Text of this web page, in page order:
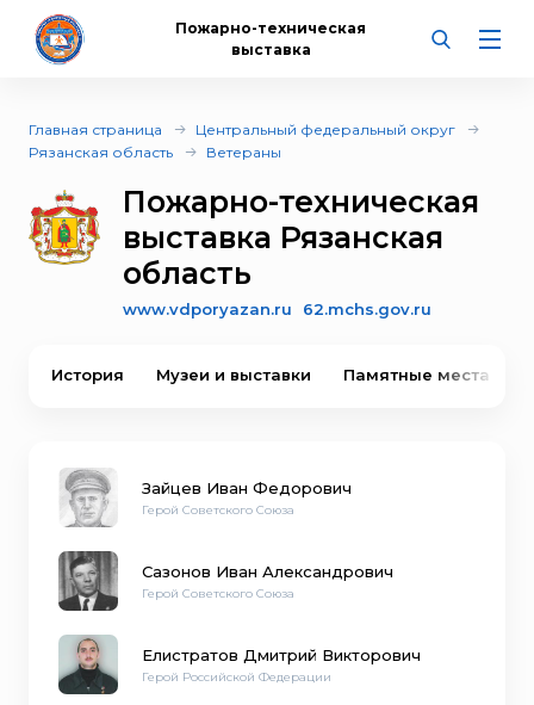
Пожарно-техническая
выставка
Главная страница
Центральный федеральный округ
Рязанская область
Ветераны
Пожарно-техническая
выставка Рязанская
область
www.vdporyazan.ru 62.mchs.gov.ru
История Музеи и выставки Памятные места
Зайцев Иван Федорович
Герой Советского Союза
Сазонов Иван Александрович
Герой Советского Союза
Елистратов Дмитрий Викторович
Герой Российской Федерации